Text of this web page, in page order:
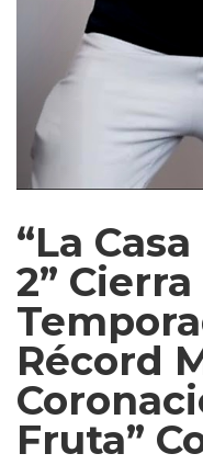
“La
2” Cierra
Récord
Fruta”